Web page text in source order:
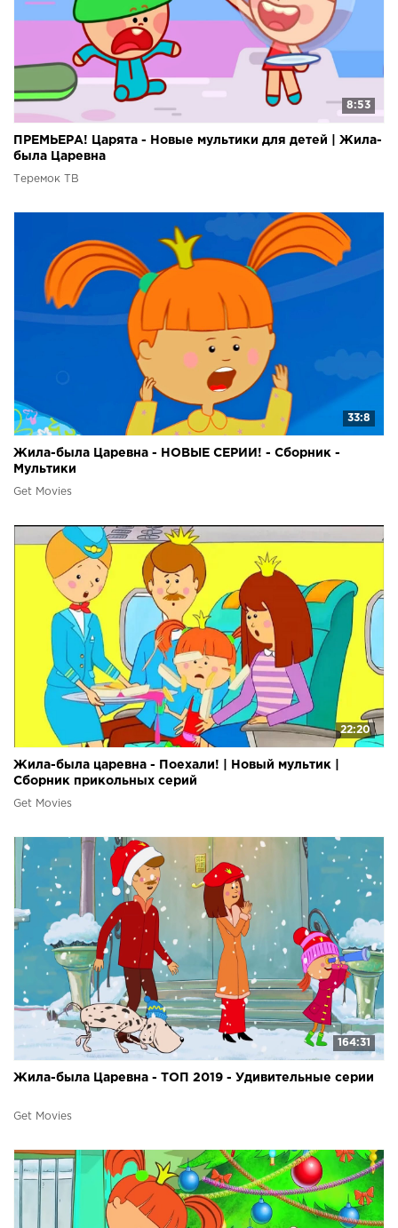
8:53
ПРЕМЬЕРА! Царята - Новые мультики для детей | Жила-
была Царевна
Теремок ТВ
33:8
Жила-была Царевна - НОВЫЕ СЕРИИ! - Сборник -
Мультики
Get Movies
22:20
Жила-была царевна - Поехали! | Новый мультик |
Сборник прикольных серий
Get Movies
164:31
Жила-была Царевна - ТОП 2019 - Удивительные серии
Get Movies